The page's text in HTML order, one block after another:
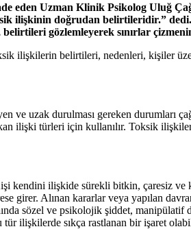
eden Uzman Klinik Psikolog Uluğ
ilişkinin doğrudan belirtileridir.”
gözlemleyerek sınırlar
belirtileri, nedenleri, kişiler
ve uzak durulması gereken durumları
ilişki türleri için kullanılır. Toksik
kendini ilişkide sürekli bitkin, çaresiz ve
girer. Alınan kararlar veya yapılan
sözel ve psikolojik şiddet, manipülatif
ilişkilerde sıkça rastlanan bir işaret